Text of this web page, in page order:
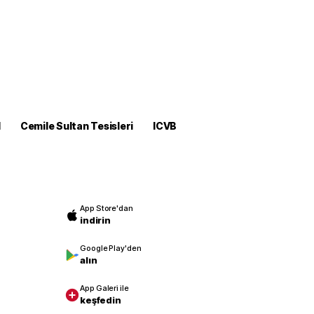
Cemile Sultan Tesisleri
ICVB
App Store'dan
indirin
Google Play'den
alın
App Galeri ile
keşfedin